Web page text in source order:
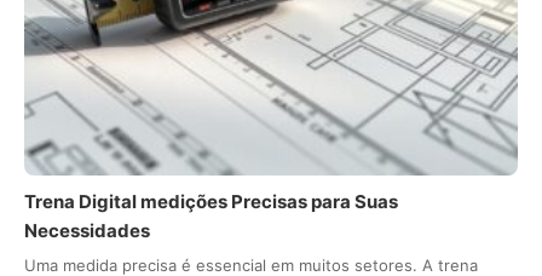
Trena Digital medições Precisas para Suas
Necessidades
Uma medida precisa é essencial em muitos setores. A trena